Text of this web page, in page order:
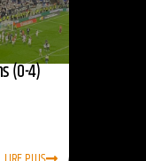
(0-4)